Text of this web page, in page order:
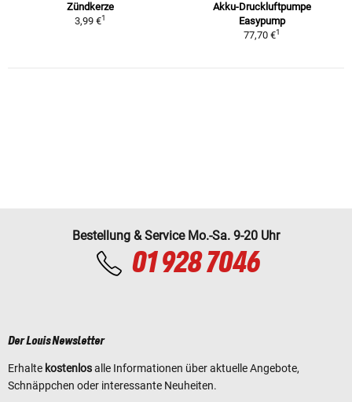
Zündkerze
3,99 €1
Akku-Druckluftpumpe
Easypump
77,70 €1
Bestellung & Service Mo.-Sa. 9-20 Uhr
01 928 7046
Der Louis Newsletter
Erhalte kostenlosalle Informationen über aktuelle Angebote,
Schnäppchen oder interessante Neuheiten.